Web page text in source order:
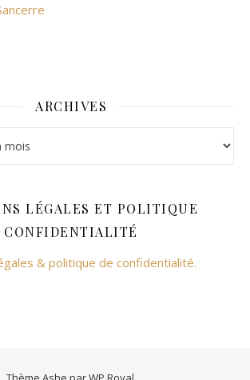
ARCHIVES
LÉGALES ET POLITIQUE
CONFIDENTIALITÉ
& politique de confidentialité.